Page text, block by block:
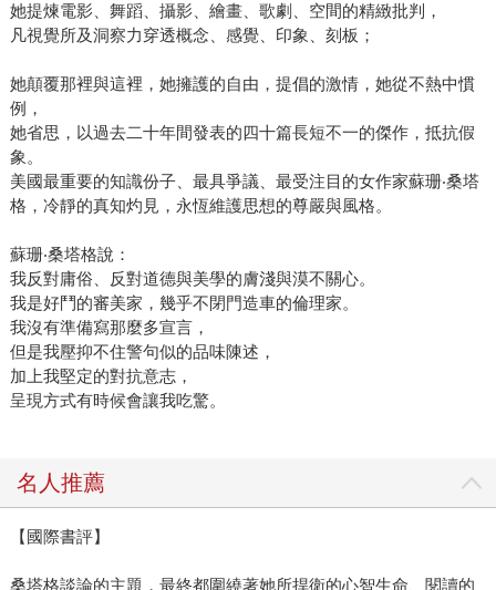
她提煉電影、舞蹈、攝影、繪畫、歌劇、空間的精緻批判，
凡視覺所及洞察力穿透概念、感覺、印象、刻板；
她顛覆那裡與這裡，她擁護的自由，提倡的激情，她從不熱中慣
例，
她省思，以過去二十年間發表的四十篇長短不一的傑作，抵抗假
象。
美國最重要的知識份子、最具爭議、最受注目的女作家蘇珊‧桑塔
格，冷靜的真知灼見，永恆維護思想的尊嚴與風格。
蘇珊‧桑塔格說：
我反對庸俗、反對道德與美學的膚淺與漠不關心。
我是好鬥的審美家，幾乎不閉門造車的倫理家。
我沒有準備寫那麼多宣言，
但是我壓抑不住警句似的品味陳述，
加上我堅定的對抗意志，
呈現方式有時候會讓我吃驚。
名人推薦
【國際書評】
桑塔格談論的主題，最終都圍繞著她所捍衛的心智生命、閱讀的